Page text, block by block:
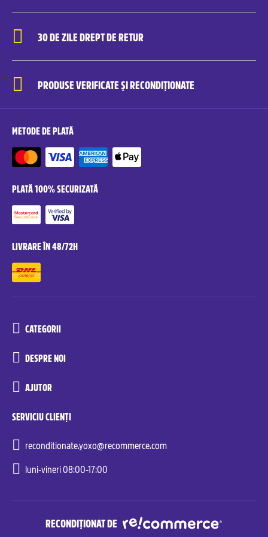
30 DE ZILE DREPT DE RETUR
PRODUSE VERIFICATE ȘI RECONDIȚIONATE
METODE DE PLATĂ
PLATĂ 100% SECURIZATĂ
LIVRARE ÎN 48/72H
CATEGORII
DESPRE NOI
AJUTOR
SERVICIU CLIENȚI
reconditionate.yoxo@recommerce.com
luni-vineri 08:00-17:00
RECONDIȚIONAT DE